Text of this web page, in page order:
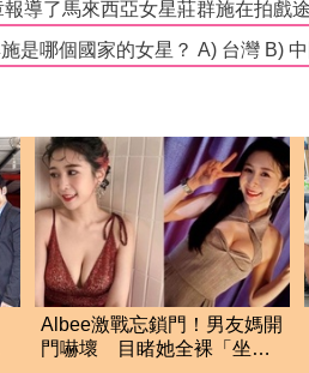
Albee激戰忘鎖門！男友媽開
門嚇壞 目睹她全裸「坐她